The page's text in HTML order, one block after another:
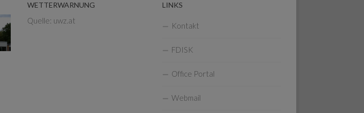
WETTERWARNUNG
Quelle: uwz.at
LINKS
Kontakt
FDISK
Office Portal
Webmail